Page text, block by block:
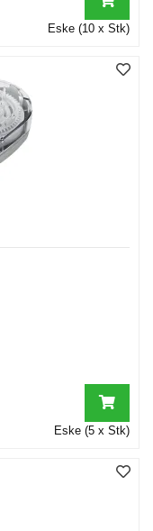
Eske (10 x Stk)
Eske (5 x Stk)